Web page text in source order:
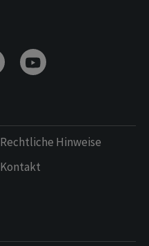
Rechtliche Hinweise
Kontakt